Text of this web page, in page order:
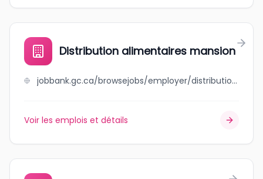
Distribution alimentaires mansion
jobbank.gc.ca/browsejobs/employer/distribution+alimentaires+mansion/ca
Voir les emplois et détails